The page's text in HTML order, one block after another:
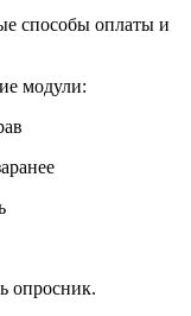
способы оплаты и
модули:
опросник.